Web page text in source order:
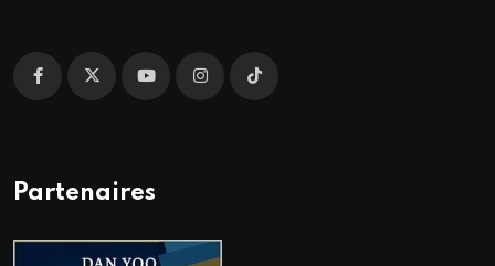
Partenaires